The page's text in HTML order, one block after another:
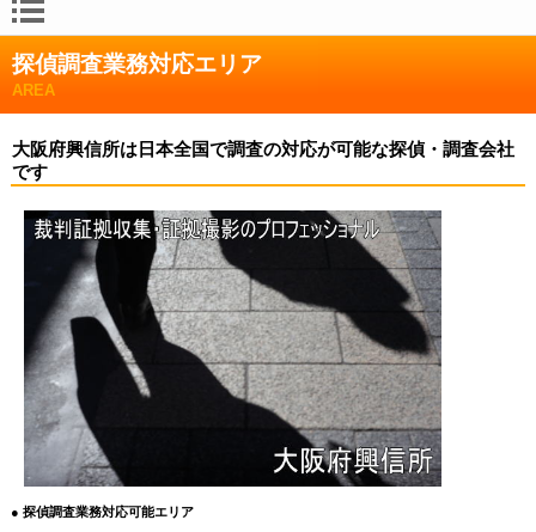
探偵調査業務対応エリア
AREA
大阪府興信所は日本全国で調査の対応が可能な探偵・調査会社
です
● 探偵調査業務対応可能エリア